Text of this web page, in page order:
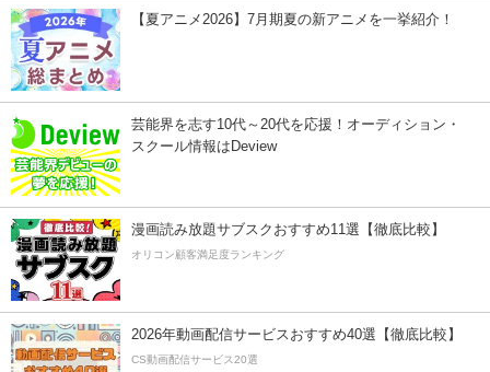
【夏アニメ2026】7月期夏の新アニメを一挙紹介！
芸能界を志す10代～20代を応援！オーディション・
スクール情報はDeview
漫画読み放題サブスクおすすめ11選【徹底比較】
オリコン顧客満足度ランキング
2026年動画配信サービスおすすめ40選【徹底比較】
CS動画配信サービス20選